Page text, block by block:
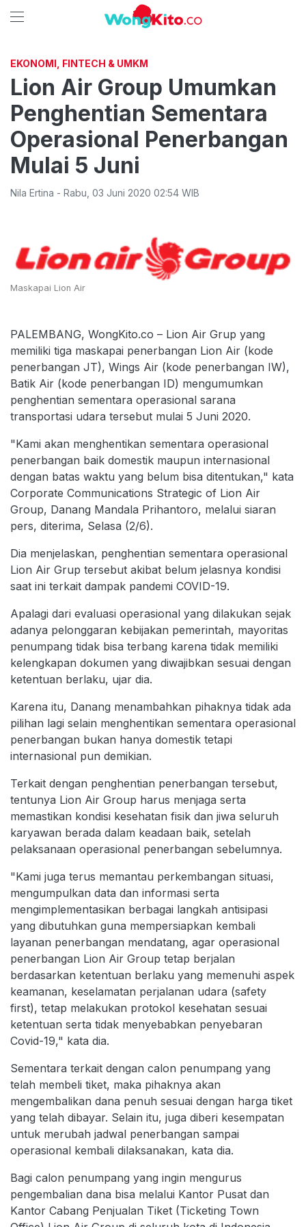
EKONOMI, FINTECH & UMKM
Lion Air Group Umumkan
Penghentian Sementara
Operasional Penerbangan
Mulai 5 Juni
Nila Ertina - Rabu 03 Juni 2020 02:54 WIB
Maskapai Lion Air
PALEMBANG, WongKito.co – Lion Air Grup yang
memiliki tiga maskapai penerbangan Lion Air (kode
penerbangan JT), Wings Air (kode penerbangan IW),
Batik Air (kode penerbangan ID) mengumumkan
penghentian sementara operasional sarana
transportasi udara tersebut mulai 5 Juni 2020.
"Kami akan menghentikan sementara operasional
penerbangan baik domestik maupun internasional
dengan batas waktu yang belum bisa ditentukan," kata
Corporate Communications Strategic of Lion Air
Group, Danang Mandala Prihantoro, melalui siaran
pers, diterima, Selasa (2/6).
Dia menjelaskan, penghentian sementara operasional
Lion Air Grup tersebut akibat belum jelasnya kondisi
saat ini terkait dampak pandemi COVID-19.
Apalagi dari evaluasi operasional yang dilakukan sejak
adanya pelonggaran kebijakan pemerintah, mayoritas
penumpang tidak bisa terbang karena tidak memiliki
kelengkapan dokumen yang diwajibkan sesuai dengan
ketentuan berlaku, ujar dia.
Karena itu, Danang menambahkan pihaknya tidak ada
pilihan lagi selain menghentikan sementara operasional
penerbangan bukan hanya domestik tetapi
internasional pun demikian.
Terkait dengan penghentian penerbangan tersebut,
tentunya Lion Air Group harus menjaga serta
memastikan kondisi kesehatan fisik dan jiwa seluruh
karyawan berada dalam keadaan baik, setelah
pelaksanaan operasional penerbangan sebelumnya.
"Kami juga terus memantau perkembangan situasi,
mengumpulkan data dan informasi serta
mengimplementasikan berbagai langkah antisipasi
yang dibutuhkan guna mempersiapkan kembali
layanan penerbangan mendatang, agar operasional
penerbangan Lion Air Group tetap berjalan
berdasarkan ketentuan berlaku yang memenuhi aspek
keamanan, keselamatan perjalanan udara (safety
first), tetap melakukan protokol kesehatan sesuai
ketentuan serta tidak menyebabkan penyebaran
Covid-19," kata dia.
Sementara terkait dengan calon penumpang yang
telah membeli tiket, maka pihaknya akan
mengembalikan dana penuh sesuai dengan harga tiket
yang telah dibayar. Selain itu, juga diberi kesempatan
untuk merubah jadwal penerbangan sampai
operasional kembali dilaksanakan, kata dia.
Bagi calon penumpang yang ingin mengurus
pengembalian dana bisa melalui Kantor Pusat dan
Kantor Cabang Penjualan Tiket (Ticketing Town